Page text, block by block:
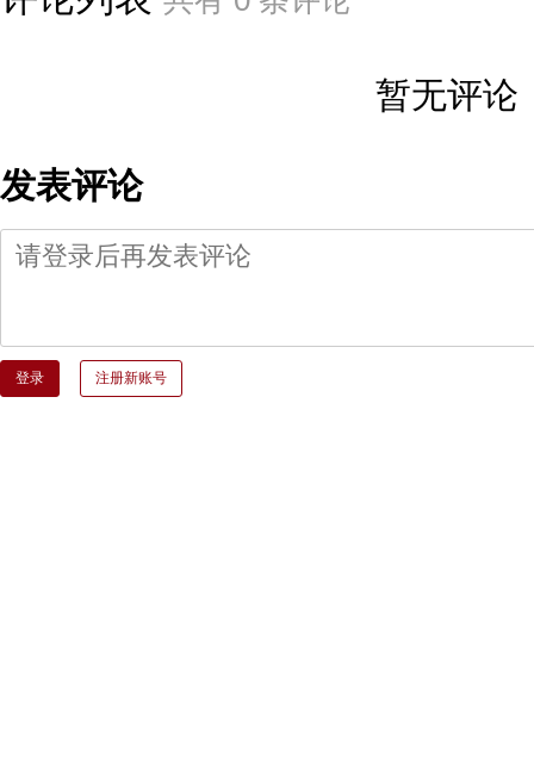
暂无评论
发表评论
登录 注册新账号